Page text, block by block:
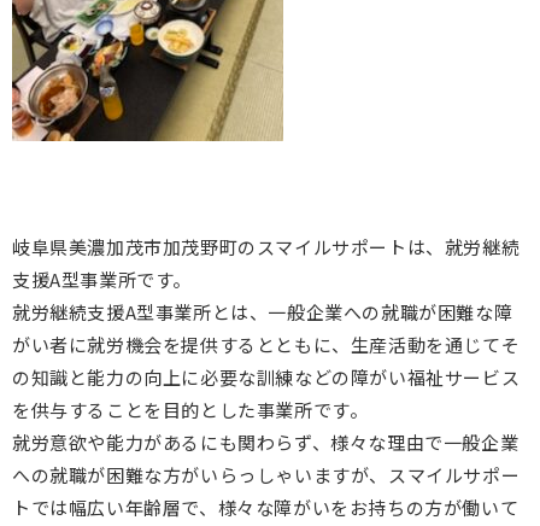
岐阜県美濃加茂市加茂野町のスマイルサポートは、就労継続
支援A型事業所です。
就労継続支援A型事業所とは、一般企業への就職が困難な障
がい者に就労機会を提供するとともに、生産活動を通じてそ
の知識と能力の向上に必要な訓練などの障がい福祉サービス
を供与することを目的とした事業所です。
就労意欲や能力があるにも関わらず、様々な理由で一般企業
への就職が困難な方がいらっしゃいますが、スマイルサポー
トでは幅広い年齢層で、様々な障がいをお持ちの方が働いて